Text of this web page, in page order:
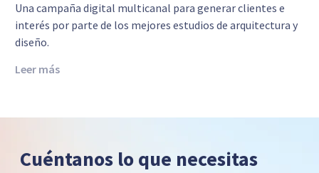
Una campaña digital multicanal para generar clientes e
interés por parte de los mejores estudios de arquitectura y
diseño.
Leer más
Cuéntanos lo que necesitas